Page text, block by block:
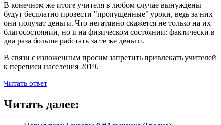
В конечном же итоге учителя в любом случае вынуждены
будут бесплатно провести "пропущенные" уроки, ведь за них
они получат деньги. Что негативно скажется не только на их
благосостоянии, но и на физическом состоянии: фактически в
два раза больше работать за те же деньги.
В связи с изложенным просим запретить привлекать учителей
к переписи населения 2019.
Читать ответ
Читать далее: